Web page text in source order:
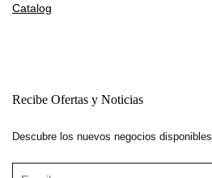
Catalog
Recibe Ofertas y Noticias
Descubre los nuevos negocios disponibles.